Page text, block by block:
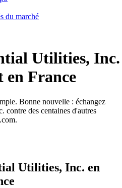
du marché
Utilities, Inc.
en France
Bonne nouvelle : échangez
contre des centaines d'autres
Utilities, Inc. en